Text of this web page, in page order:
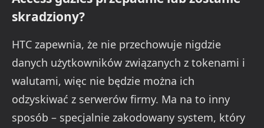
skradziony?
HTC zapewnia, że nie przechowuje nigdzie
danych użytkowników związanych z tokenami i
walutami, więc nie będzie można ich
odzyskiwać z serwerów firmy. Ma na to inny
sposób – specjalnie zakodowany system, który